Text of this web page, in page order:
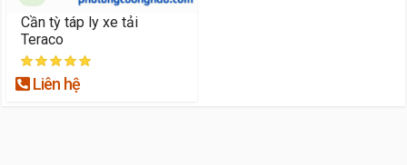
Cần tỳ táp ly xe tải
Teraco
Liên hệ